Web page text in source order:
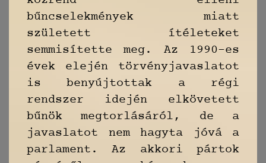
bűncselekmények miatt
született ítéleteket
semmisítette meg. Az 1990-es
évek elején törvényjavaslatot
is benyújtottak a régi
rendszer idején elkövetett
bűnök megtorlásáról, de a
javaslatot nem hagyta jóvá a
parlament. Az akkori pártok